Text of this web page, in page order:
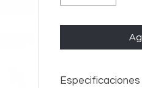
Especificaciones